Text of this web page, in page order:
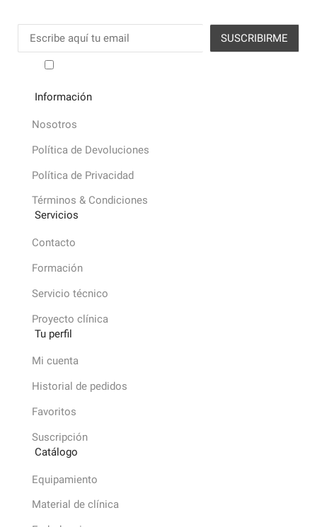
Información
Nosotros
Política de Devoluciones
Política de Privacidad
Términos & Condiciones
Servicios
Contacto
Formación
Servicio técnico
Proyecto clínica
Tu perfil
Mi cuenta
Historial de pedidos
Favoritos
Suscripción
Catálogo
Equipamiento
Material de clínica